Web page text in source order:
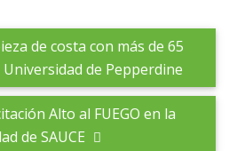
de costa con más de 65
de Pepperdine
Alto al FUEGO en la
de SAUCE